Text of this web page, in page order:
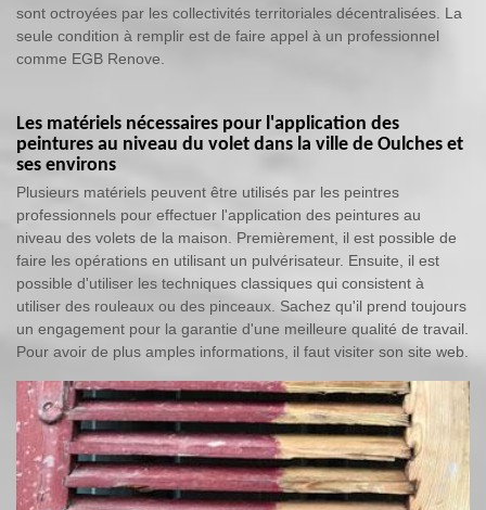
sont octroyées par les collectivités territoriales décentralisées. La
seule condition à remplir est de faire appel à un professionnel
comme EGB Renove.
Les matériels nécessaires pour l'application des
peintures au niveau du volet dans la ville de Oulches et
ses environs
Plusieurs matériels peuvent être utilisés par les peintres
professionnels pour effectuer l'application des peintures au
niveau des volets de la maison. Premièrement, il est possible de
faire les opérations en utilisant un pulvérisateur. Ensuite, il est
possible d'utiliser les techniques classiques qui consistent à
utiliser des rouleaux ou des pinceaux. Sachez qu'il prend toujours
un engagement pour la garantie d'une meilleure qualité de travail.
Pour avoir de plus amples informations, il faut visiter son site web.